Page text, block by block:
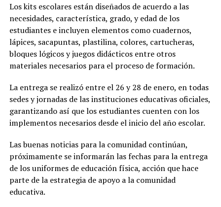
Los kits escolares están diseñados de acuerdo a las
necesidades, característica, grado, y edad de los
estudiantes e incluyen elementos como cuadernos,
lápices, sacapuntas, plastilina, colores, cartucheras,
bloques lógicos y juegos didácticos entre otros
materiales necesarios para el proceso de formación.
La entrega se realizó entre el 26 y 28 de enero, en todas
sedes y jornadas de las instituciones educativas oficiales,
garantizando así que los estudiantes cuenten con los
implementos necesarios desde el inicio del año escolar.
Las buenas noticias para la comunidad continúan,
próximamente se informarán las fechas para la entrega
de los uniformes de educación física, acción que hace
parte de la estrategia de apoyo a la comunidad
educativa.